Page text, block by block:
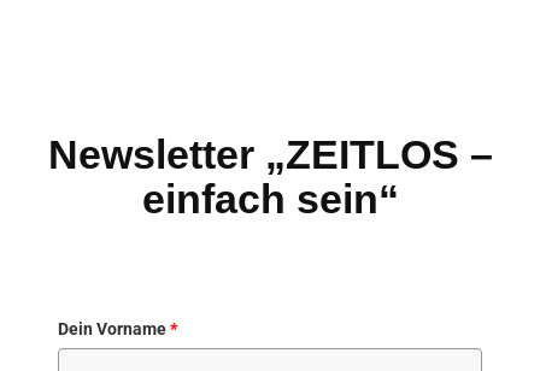
Newsletter „ZEITLOS –
einfach sein“
Dein Vorname*